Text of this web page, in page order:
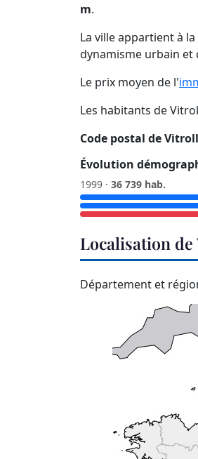
m.
La ville appartient à
dynamisme urbain et
Le prix moyen de l'
Les habitants de
Code postal de
Évolution
1999 · 36 739 hab.
Localisation
Département et